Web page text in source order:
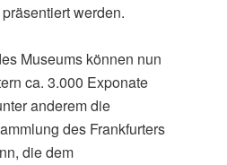
werden.
Museums können nun
ca. 3.000 Exponate
anderem die
des Frankfurters
die dem